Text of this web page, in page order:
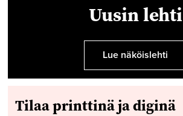
Uusin lehti
Lue näköislehti
Tilaa printtinä ja diginä